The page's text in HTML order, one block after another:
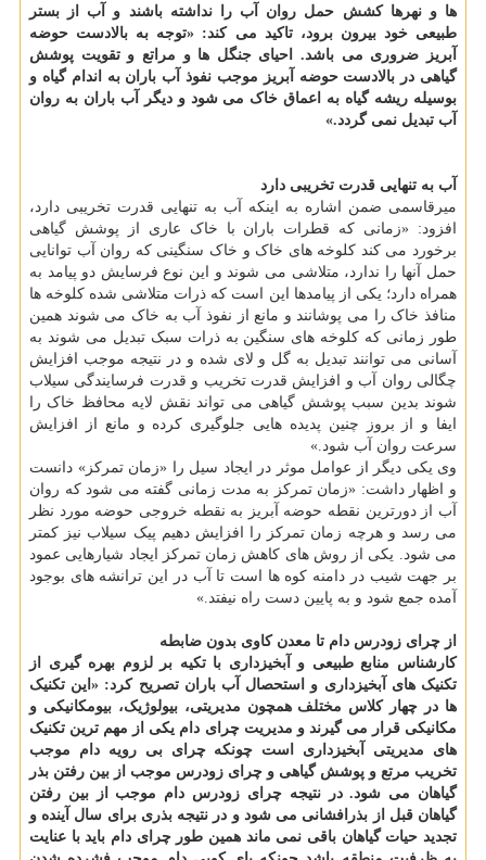
ها و نهرها کشش حمل روان آب را نداشته باشند و آب از بستر
طبیعی خود بیرون برود، تاکید می کند: «توجه به بالادست حوضه
آبریز ضروری می باشد. احیای جنگل ها و مراتع و تقویت پوشش
گیاهی در بالادست حوضه آبریز موجب نفوذ آب باران به اندام گیاه و
بوسیله ریشه گیاه به اعماق خاک می شود و دیگر آب باران به روان
آب تبدیل نمی گردد.»
آب به تنهایی قدرت تخریبی دارد
میرقاسمی ضمن اشاره به اینکه آب به تنهایی قدرت تخریبی دارد،
افزود: «زمانی که قطرات باران با خاک عاری از پوشش گیاهی
برخورد می کند کلوخه های خاک و خاک سنگینی که روان آب توانایی
حمل آنها را ندارد، متلاشی می شوند و این نوع فرسایش دو پیامد به
همراه دارد؛ یکی از پیامدها این است که ذرات متلاشی شده کلوخه ها
منافذ خاک را می پوشانند و مانع از نفوذ آب به خاک می شوند همین
طور زمانی که کلوخه های سنگین به ذرات سبک تبدیل می شوند به
آسانی می توانند تبدیل به گل و لای شده و در نتیجه موجب افزایش
چگالی روان آب و افزایش قدرت تخریب و قدرت فرسایندگی سیلاب
شوند بدین سبب پوشش گیاهی می تواند نقش لایه محافظ خاک را
ایفا و از بروز چنین پدیده هایی جلوگیری کرده و مانع از افزایش
سرعت روان آب شود.»
وی یکی دیگر از عوامل موثر در ایجاد سیل را «زمان تمرکز» دانست
و اظهار داشت: «زمان تمرکز به مدت زمانی گفته می شود که روان
آب از دورترین نقطه حوضه آبریز به نقطه خروجی حوضه مورد نظر
می رسد و هرچه زمان تمرکز را افزایش دهیم پیک سیلاب نیز کمتر
می شود. یکی از روش های کاهش زمان تمرکز ایجاد شیارهایی عمود
بر جهت شیب در دامنه کوه ها است تا آب در این ترانشه های بوجود
آمده جمع شود و به پایین دست راه نیفتد.»
از چرای زودرس دام تا معدن کاوی بدون ضابطه
کارشناس منابع طبیعی و آبخیزداری با تکیه بر لزوم بهره گیری از
تکنیک های آبخیزداری و استحصال آب باران تصریح کرد: «این تکنیک
ها در چهار کلاس مختلف همچون مدیریتی، بیولوژیک، بیومکانیکی و
مکانیکی قرار می گیرند و مدیریت چرای دام یکی از مهم ترین تکنیک
های مدیریتی آبخیزداری است چونکه چرای بی رویه دام موجب
تخریب مرتع و پوشش گیاهی و چرای زودرس موجب از بین رفتن بذر
گیاهان می شود. در نتیجه چرای زودرس دام موجب از بین رفتن
گیاهان قبل از بذرافشانی می شود و در نتیجه بذری برای سال آینده و
تجدید حیات گیاهان باقی نمی ماند همین طور چرای دام باید با عنایت